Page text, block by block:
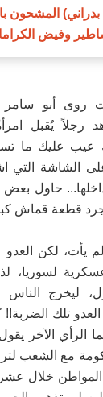
المشحون
وفيض
روى أبو
رجلاً يُقبل
عليك ما
على الشاشة التي
حاول بعض
قطعة قماش
يأت، لكن العدو
لسوريا،
ليخرج
تلك الضربة!!
الرأي الآخر
مع الشعب
المواطن خلال